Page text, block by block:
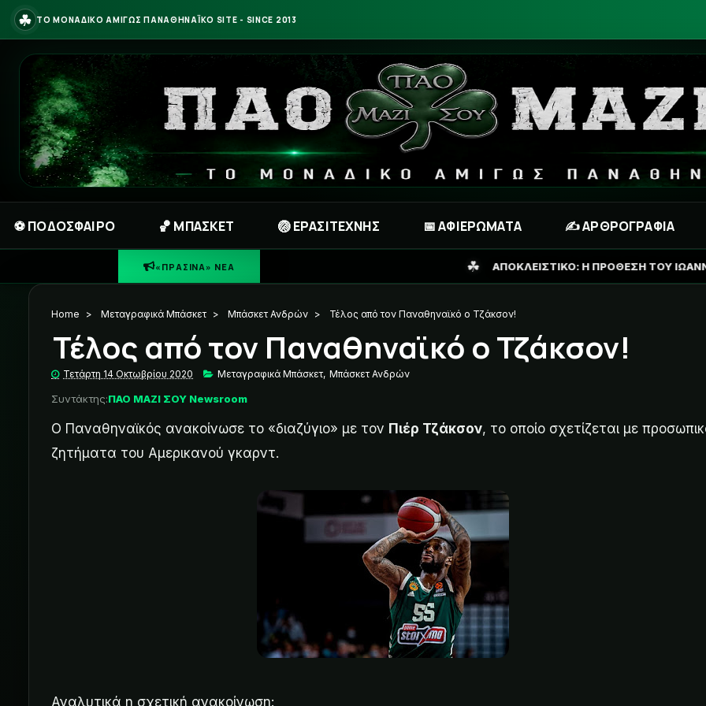
☘ ΤΟ ΜΟΝΑΔΙΚΟ ΑΜΙΓΩΣ ΠΑΝΑΘΗΝΑΪΚΟ SITE - SINCE 2013
⚽ ΠΟΔΟΣΦΑΙΡΟ 🏀 ΜΠΑΣΚΕΤ 🏐 ΕΡΑΣΙΤΕΧΝΗΣ 📅 ΑΦΙΕΡΩΜΑΤΑ ✍️ ΑΡΘΡΟΓΡΑΦΙΑ
«ΠΡΑΣΙΝΑ» ΝΕΑ ΑΠΟΚΛΕΙΣΤΙΚΟ: Η ΠΡΟΘΕΣΗ ΤΟΥ ΙΩΑΝΝΙΔΗ ΓΙΑ ΤΟ ΜΕΛΛΟΝ
Home > Μεταγραφικά Μπάσκετ > Μπάσκετ Ανδρών > Τέλος από τον Παναθηναϊκό ο Τζάκσον!
Τέλος από τον Παναθηναϊκό ο Τζάκσον!
Τετάρτη 14 Οκτωβρίου 2020 Μεταγραφικά Μπάσκετ, Μπάσκετ Ανδρών
Συντάκτης:ΠΑΟ ΜΑΖΙ ΣΟΥ Newsroom
Ο Παναθηναϊκός ανακοίνωσε το «διαζύγιο» με τον Πιέρ Τζάκσον, το οποίο σχετίζεται με
ζητήματα του Αμερικανού γκαρντ.
Αναλυτικά η σχετική ανακοίνωση: